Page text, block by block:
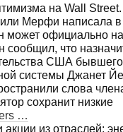
на Wall Street.
Мерфи написала в
может официально
сообщил, что
США бывшего
системы Джанет
слова
сохранит низкие
…
из отраслей: